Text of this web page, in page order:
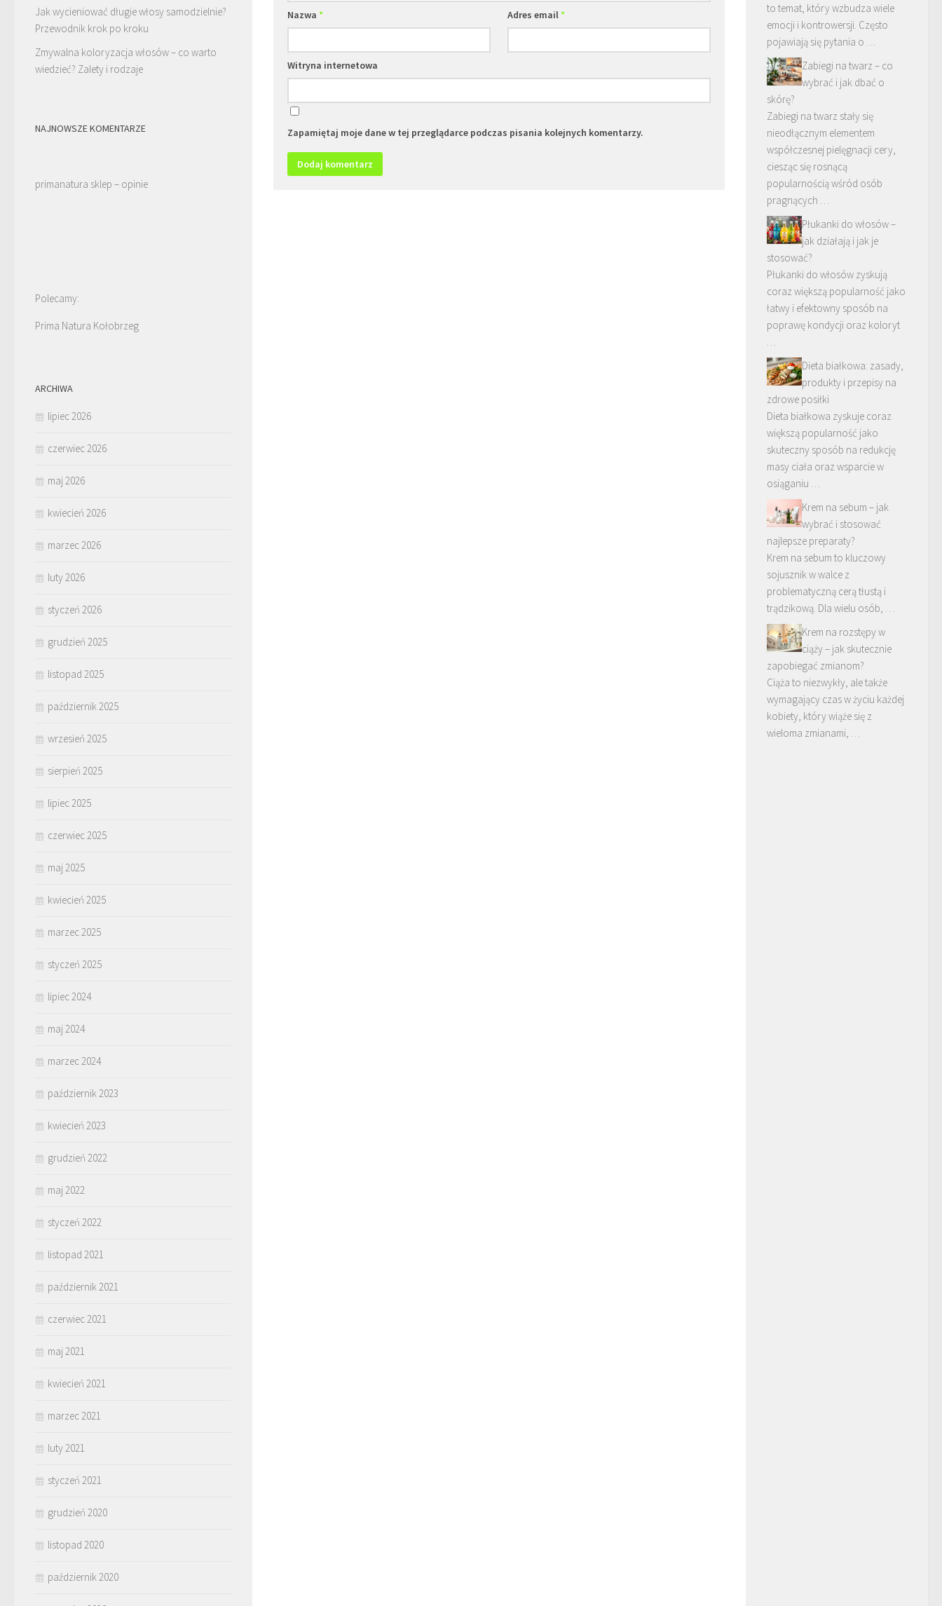
Nazwa * Adres email*
Witryna internetowa
Zapamiętaj moje dane w tej przeglądarce podczas pisania kolejnych komentarzy.
Jak wycieniować długie włosy samodzielnie?
Przewodnik krok po kroku
Zmywalna koloryzacja włosów – co warto
wiedzieć? Zalety i rodzaje
NAJNOWSZE KOMENTARZE
primanatura sklep – opinie
Polecamy:
Prima Natura Kołobrzeg
ARCHIWA
lipiec 2026
czerwiec 2026
maj 2026
kwiecień 2026
marzec 2026
luty 2026
styczeń 2026
grudzień 2025
listopad 2025
październik 2025
wrzesień 2025
sierpień 2025
lipiec 2025
czerwiec 2025
maj 2025
kwiecień 2025
marzec 2025
styczeń 2025
lipiec 2024
maj 2024
marzec 2024
październik 2023
kwiecień 2023
grudzień 2022
maj 2022
styczeń 2022
listopad 2021
październik 2021
czerwiec 2021
maj 2021
kwiecień 2021
marzec 2021
luty 2021
styczeń 2021
grudzień 2020
listopad 2020
październik 2020
to temat, który wzbudza wiele
emocji i kontrowersji. Często
pojawiają się pytania o …
Zabiegi na twarz – co
wybrać i jak dbać o
skórę?
Zabiegi na twarz stały się
nieodłącznym elementem
współczesnej pielęgnacji cery,
ciesząc się rosnącą
popularnością wśród osób
pragnących …
Płukanki do włosów –
jak działają i jak je
stosować?
Płukanki do włosów zyskują
coraz większą popularność jako
łatwy i efektowny sposób na
poprawę kondycji oraz koloryt
…
Dieta białkowa: zasady,
produkty i przepisy na
zdrowe posiłki
Dieta białkowa zyskuje coraz
większą popularność jako
skuteczny sposób na redukcję
masy ciała oraz wsparcie w
osiąganiu …
Krem na sebum – jak
wybrać i stosować
najlepsze preparaty?
Krem na sebum to kluczowy
sojusznik w walce z
problematyczną cerą tłustą i
trądzikową. Dla wielu osób, …
Krem na rozstępy w
ciąży – jak skutecznie
zapobiegać zmianom?
Ciąża to niezwykły, ale także
wymagający czas w życiu każdej
kobiety, który wiąże się z
wieloma zmianami, …